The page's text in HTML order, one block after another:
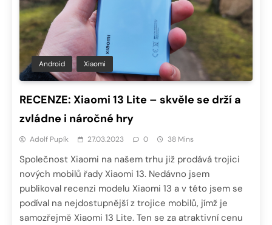
Android Xiaomi
RECENZE: Xiaomi 13 Lite – skvěle se drží a
zvládne i náročné hry
Adolf Pupík 27.03.2023 0 38 Mins
Společnost Xiaomi na našem trhu již prodává trojici
nových mobilů řady Xiaomi 13. Nedávno jsem
publikoval recenzi modelu Xiaomi 13 a v této jsem se
podíval na nejdostupnější z trojice mobilů, jímž je
samozřejmě Xiaomi 13 Lite. Ten se za atraktivní cenu